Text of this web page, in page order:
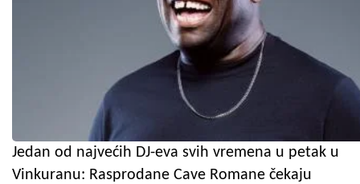
Jedan od najvećih DJ-eva svih vremena u petak u
Vinkuranu: Rasprodane Cave Romane čekaju